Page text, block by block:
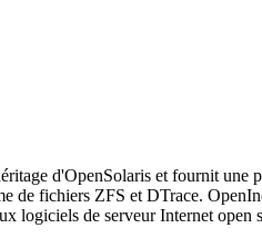
d'OpenSolaris et fournit
de fichiers ZFS et DTrace.
de serveur Internet open